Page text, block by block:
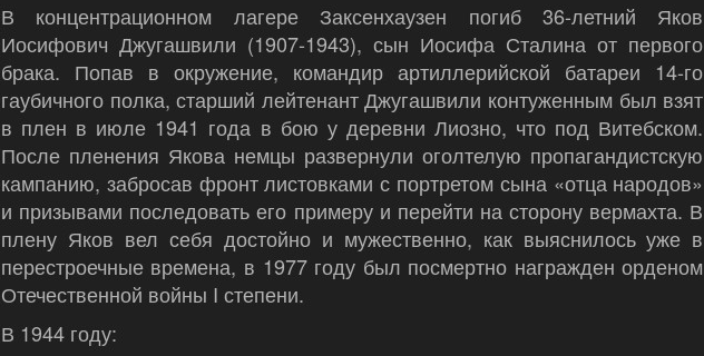
В концентрационном лагере Заксенхаузен погиб 36-летний Яков
Иосифович Джугашвили (1907-1943), сын Иосифа Сталина от первого
брака. Попав в окружение, командир артиллерийской батареи 14-го
гаубичного полка, старший лейтенант Джугашвили контуженным был взят
в плен в июле 1941 года в бою у деревни Лиозно, что под Витебском.
После пленения Якова немцы развернули оголтелую пропагандистскую
кампанию, забросав фронт листовками с портретом сына «отца народов»
и призывами последовать его примеру и перейти на сторону вермахта. В
плену Яков вел себя достойно и мужественно, как выяснилось уже в
перестроечные времена, в 1977 году был посмертно награжден орденом
Отечественной войны I степени.
В 1944 году: